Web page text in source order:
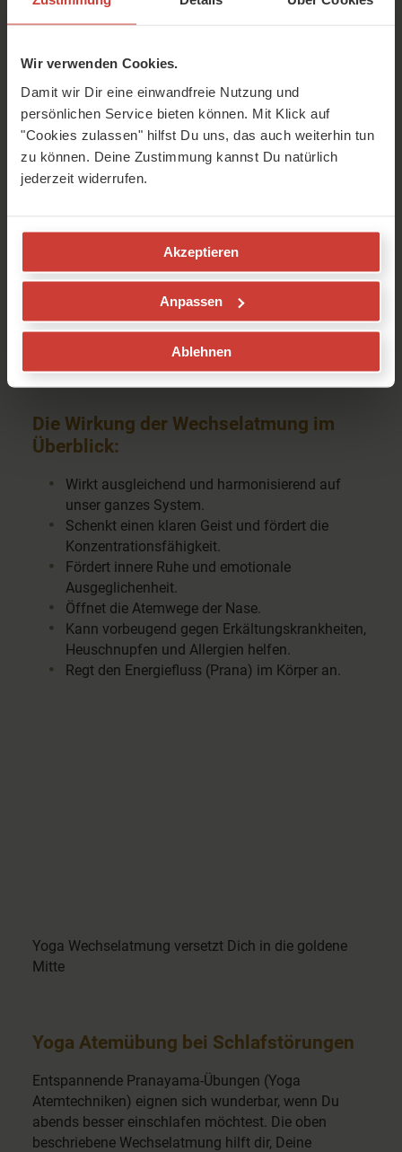
Wir verwenden Cookies.
Damit wir Dir eine einwandfreie Nutzung und
persönlichen Service bieten können. Mit Klick auf
"Cookies zulassen" hilfst Du uns, das auch weiterhin tun
zu können. Deine Zustimmung kannst Du natürlich
jederzeit widerrufen.
Akzeptieren
Anpassen
Ablehnen
Lass Deine Energien mit der Yoga Wechselatmung
Die Wirkung der Wechselatmung im
Überblick:
Wirkt ausgleichend und harmonisierend auf
unser ganzes System.
Schenkt einen klaren Geist und fördert die
Konzentrationsfähigkeit.
Fördert innere Ruhe und emotionale
Ausgeglichenheit.
Öffnet die Atemwege der Nase.
Kann vorbeugend gegen Erkältungskrankheiten,
Heuschnupfen und Allergien helfen.
Regt den Energiefluss (Prana) im Körper an.
Yoga Wechselatmung versetzt Dich in die goldene
Mitte
Yoga Atemübung bei Schlafstörungen
Entspannende Pranayama-Übungen (Yoga
Atemtechniken) eignen sich wunderbar, wenn Du
abends besser einschlafen möchtest. Die oben
beschriebene Wechselatmung hilft dir, Deine